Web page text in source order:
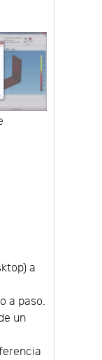
a
a paso.
un